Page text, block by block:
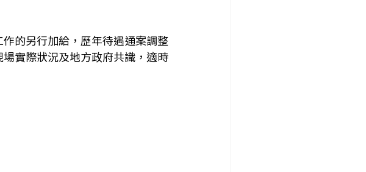
的另行加給，歷年待遇通案調整
實際狀況及地方政府共識，適時